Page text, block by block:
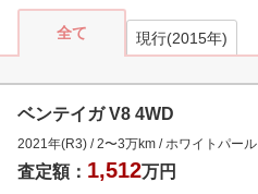
全て 現行(2015年)
ベンテイガ V8 4WD
2021年(R3) /2〜3万km / ホワイトパール
査定額： 1,512万円